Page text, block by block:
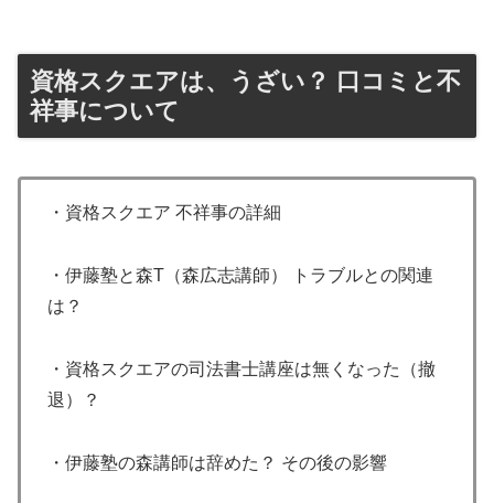
資格スクエアは、うざい？ 口コミと不
祥事について
・資格スクエア 不祥事の詳細
・伊藤塾と森T（森広志講師） トラブルとの関連
は？
・資格スクエアの司法書士講座は無くなった（撤
退）？
・伊藤塾の森講師は辞めた？ その後の影響